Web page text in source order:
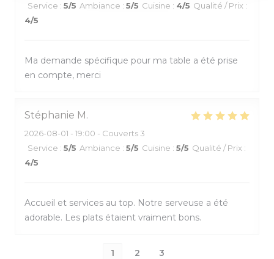
Service : 5/5 Ambiance : 5/5 Cuisine : 4/5 Qualité / Prix :
4/5
Ma demande spécifique pour ma table a été prise
en compte, merci
Stéphanie M
2026-08-01 - 19:00 - Couverts 3
Service : 5/5 Ambiance : 5/5 Cuisine : 5/5 Qualité / Prix :
4/5
Accueil et services au top. Notre serveuse a été
adorable. Les plats étaient vraiment bons.
1 2 3